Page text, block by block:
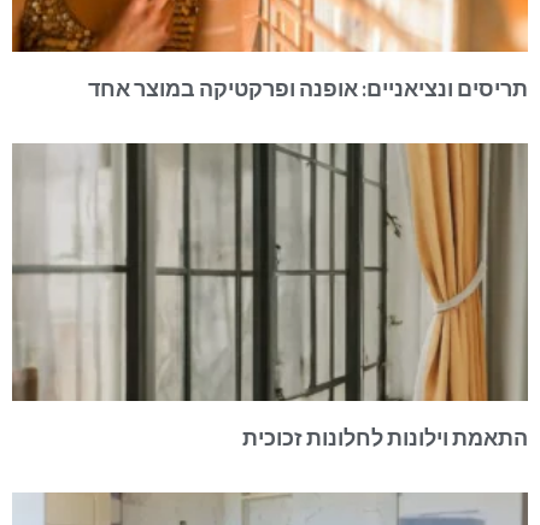
תריסים ונציאניים: אופנה ופרקטיקה במוצר אחד
התאמת וילונות לחלונות זכוכית